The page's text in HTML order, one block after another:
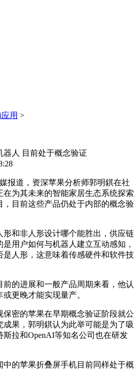
应用 >
人 目前处于概念验证
道，资深苹果分析师郭明錤在社
为其未来的智能家居生态系统探索
，目前这些产品仍处于内部的概念验
和非人形设计哪个能胜出，供应链
用户如何与机器人建立互动感知，
是人形，这意味着传感硬件和软件技
的进展和一般产品周期来看，他认
更晚才能实现量产。
密的苹果在早期概念验证阶段就公
果，郭明錤认为此举可能是为了吸
拉和OpenAI等知名公司也在研发
的苹果折叠屏手机目前同样处于概